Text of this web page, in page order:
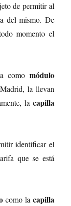
de permitir al
del mismo. De
momento el
como módulo
la llevan
la capilla
identificar el
que se está
como la capilla